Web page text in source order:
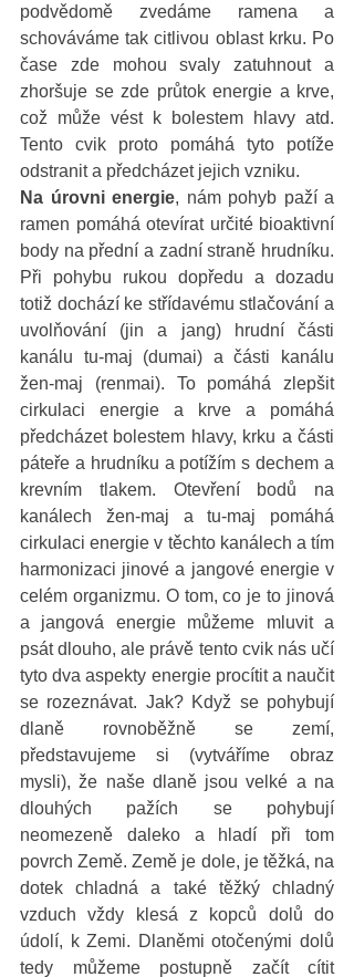
podvědomě zvedáme ramena a
schováváme tak citlivou oblast krku. Po
čase zde mohou svaly zatuhnout a
zhoršuje se zde průtok energie a krve,
což může vést k bolestem hlavy atd.
Tento cvik proto pomáhá tyto potíže
odstranit a předcházet jejich vzniku.
Na úrovni energie, nám pohyb paží a
ramen pomáhá otevírat určité bioaktivní
body na přední a zadní straně hrudníku.
Při pohybu rukou dopředu a dozadu
totiž dochází ke střídavému stlačování a
uvolňování (jin a jang) hrudní části
kanálu tu-maj (dumai) a části kanálu
žen-maj (renmai). To pomáhá zlepšit
cirkulaci energie a krve a pomáhá
předcházet bolestem hlavy, krku a části
páteře a hrudníku a potížím s dechem a
krevním tlakem. Otevření bodů na
kanálech žen-maj a tu-maj pomáhá
cirkulaci energie v těchto kanálech a tím
harmonizaci jinové a jangové energie v
celém organizmu. O tom, co je to jinová
a jangová energie můžeme mluvit a
psát dlouho, ale právě tento cvik nás učí
tyto dva aspekty energie procítit a naučit
se rozeznávat. Jak? Když se pohybují
dlaně rovnoběžně se zemí,
představujeme si (vytváříme obraz
mysli), že naše dlaně jsou velké a na
dlouhých pažích se pohybují
neomezeně daleko a hladí při tom
povrch Země. Země je dole, je těžká, na
dotek chladná a také těžký chladný
vzduch vždy klesá z kopců dolů do
údolí, k Zemi. Dlaněmi otočenými dolů
tedy můžeme postupně začít cítit